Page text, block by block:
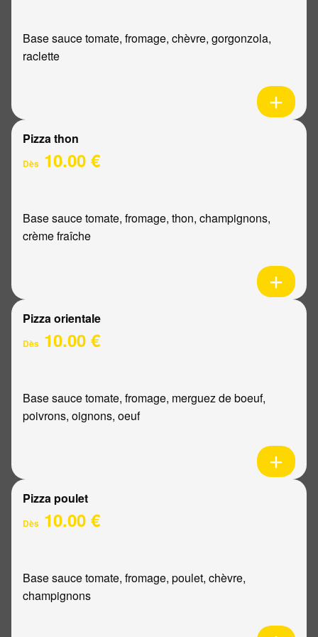
Base sauce tomate, fromage, chèvre, gorgonzola,
raclette
Pizza thon
Dès 10.00 €
Base sauce tomate, fromage, thon, champignons,
crème fraîche
Pizza orientale
Dès 10.00 €
Base sauce tomate, fromage, merguez de boeuf,
poivrons, oignons, oeuf
Pizza poulet
Dès 10.00 €
Base sauce tomate, fromage, poulet, chèvre,
champignons